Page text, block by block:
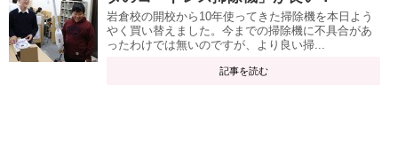
岩倉校の開校から10年使ってきた掃除機を本日よう
やく買い替えました。今までの掃除機に不具合があ
ったわけでは無いのですが、より良い掃...
記事を読む